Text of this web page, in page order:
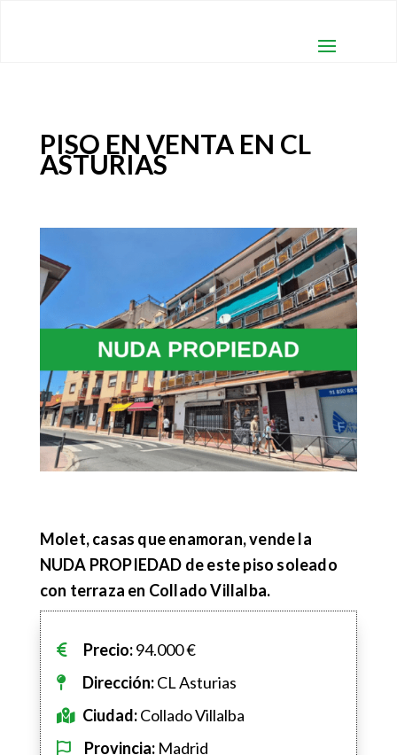
PISO EN VENTA EN CL
ASTURIAS
Molet, casas que enamoran, vende la
NUDA PROPIEDAD de este piso soleado
con terraza en Collado Villalba.
Precio:94.000€
Dirección:CL Asturias
Ciudad:Collado Villalba
Provincia:Madrid